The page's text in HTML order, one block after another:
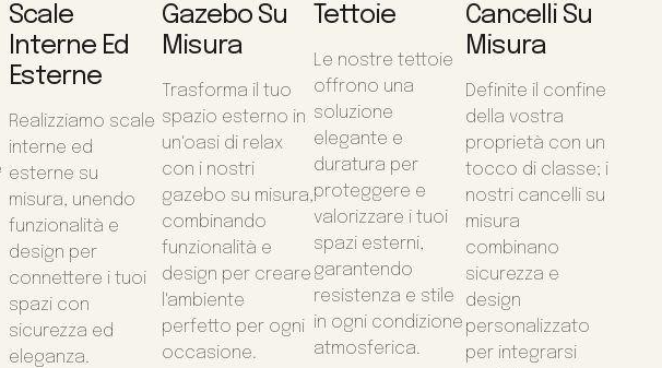
Scale
Interne Ed
Esterne
Realizziamo scale
interne ed
esterne su
misura, unendo
funzionalità e
design per
connettere i tuoi
spazi con
sicurezza ed
eleganza.
Gazebo Su
Misura
Trasforma il tuo
spazio esterno in
un'oasi di relax
con i nostri
gazebo su misura,
combinando
funzionalità e
design per creare
l'ambiente
perfetto per ogni
occasione.
Tettoie
Le nostre tettoie
offrono una
soluzione
elegante e
duratura per
proteggere e
valorizzare i tuoi
spazi esterni,
garantendo
resistenza e stile
in ogni condizione
atmosferica.
Cancelli Su
Misura
Definite il confine
della vostra
proprietà con un
tocco di classe; i
nostri cancelli su
misura
combinano
sicurezza e
design
personalizzato
per integrarsi